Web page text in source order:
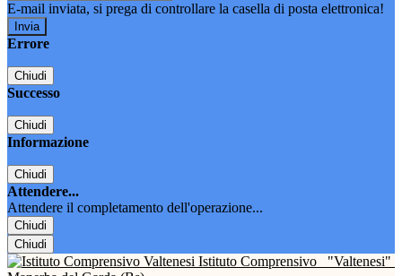
E-mail inviata, si prega di controllare la casella di posta elettronica!
Errore
Chiudi
Successo
Chiudi
Informazione
Chiudi
Attendere...
Attendere il completamento dell'operazione...
Chiudi
Chiudi
Istituto Comprensivo
"Valtenesi"